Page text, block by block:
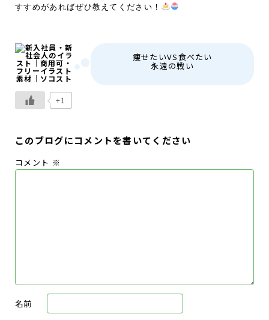
すすめがあればぜひ教えてください！
痩せたいVS食べたい
永遠の戦い
+1
このブログにコメントを書いてください
コメント ※
名前